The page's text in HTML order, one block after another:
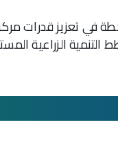
في تعزيز قدرات
التنمية الزراعية